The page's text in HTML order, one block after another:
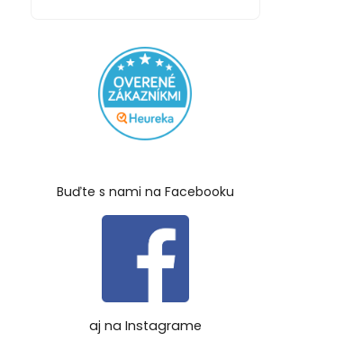
Buďte s nami na Facebooku
aj na Instagrame